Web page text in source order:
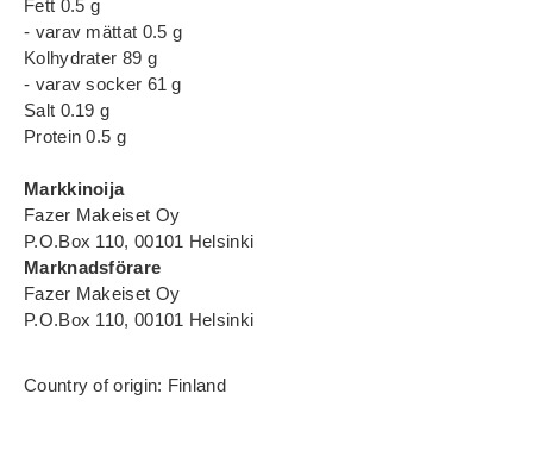
Fett 0.5 g
- varav mättat 0.5 g
Kolhydrater 89 g
- varav socker 61 g
Salt 0.19 g
Protein 0.5 g
Markkinoija
Fazer Makeiset Oy
P.O.Box 110, 00101 Helsinki
Marknadsförare
Fazer Makeiset Oy
P.O.Box 110, 00101 Helsinki
Country of origin: Finland